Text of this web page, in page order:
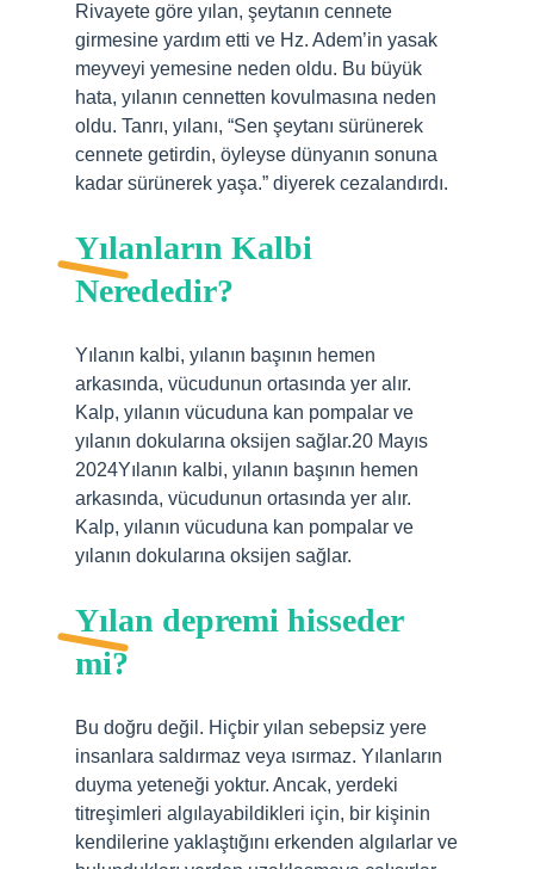
Rivayete göre yılan, şeytanın cennete
girmesine yardım etti ve Hz. Adem’in yasak
meyveyi yemesine neden oldu. Bu büyük
hata, yılanın cennetten kovulmasına neden
oldu. Tanrı, yılanı, “Sen şeytanı sürünerek
cennete getirdin, öyleyse dünyanın sonuna
kadar sürünerek yaşa.” diyerek cezalandırdı.
Yılanların Kalbi
Nerededir?
Yılanın kalbi, yılanın başının hemen
arkasında, vücudunun ortasında yer alır.
Kalp, yılanın vücuduna kan pompalar ve
yılanın dokularına oksijen sağlar.20 Mayıs
2024Yılanın kalbi, yılanın başının hemen
arkasında, vücudunun ortasında yer alır.
Kalp, yılanın vücuduna kan pompalar ve
yılanın dokularına oksijen sağlar.
Yılan depremi hisseder
mi?
Bu doğru değil. Hiçbir yılan sebepsiz yere
insanlara saldırmaz veya ısırmaz. Yılanların
duyma yeteneği yoktur. Ancak, yerdeki
titreşimleri algılayabildikleri için, bir kişinin
kendilerine yaklaştığını erkenden algılarlar ve